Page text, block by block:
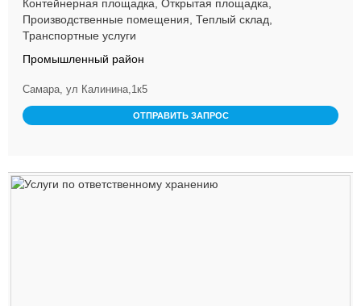
Контейнерная площадка, Открытая площадка,
Производственные помещения, Теплый склад,
Транспортные услуги
Промышленный район
Самара, ул Калинина,1к5
ОТПРАВИТЬ ЗАПРОС